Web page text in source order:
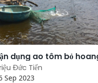
Đức Tiến
Sep 2023